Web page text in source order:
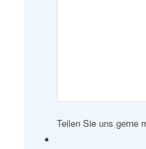
Teilen Sie uns gerne